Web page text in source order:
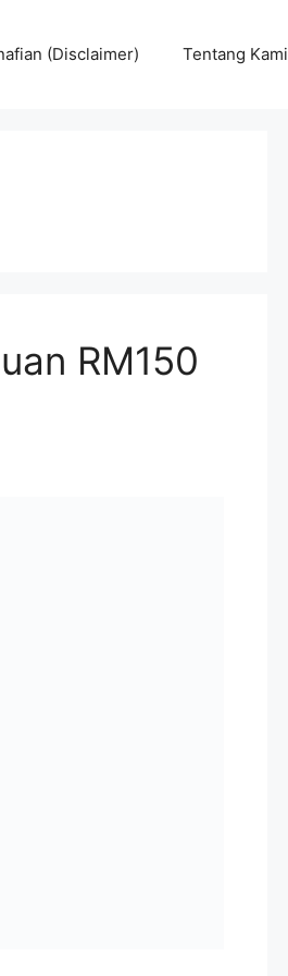
(Disclaimer) Tentang Kami
RM150